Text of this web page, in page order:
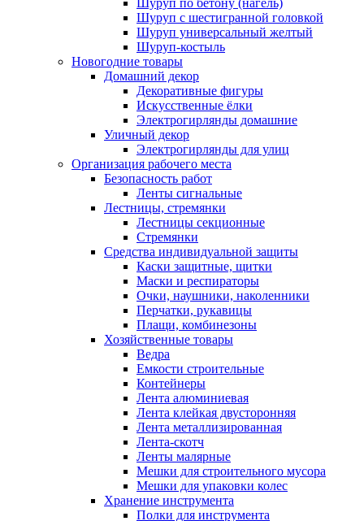
Шуруп по бетону (нагель)
Шуруп с шестигранной головкой
Шуруп универсальный желтый
Шуруп-костыль
Новогодние товары
Домашний декор
Декоративные фигуры
Искусственные ёлки
Электрогирлянды домашние
Уличный декор
Электрогирлянды для улиц
Организация рабочего места
Безопасность работ
Ленты сигнальные
Лестницы, стремянки
Лестницы секционные
Стремянки
Средства индивидуальной защиты
Каски защитные, щитки
Маски и респираторы
Очки, наушники, наколенники
Перчатки, рукавицы
Плащи, комбинезоны
Хозяйственные товары
Ведра
Емкости строительные
Контейнеры
Лента алюминиевая
Лента клейкая двусторонняя
Лента металлизированная
Лента-скотч
Ленты малярные
Мешки для строительного мусора
Мешки для упаковки колес
Хранение инструмента
Полки для инструмента